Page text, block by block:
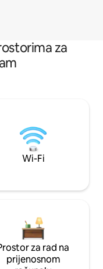
za
Wi-Fi
za rad na
prijenosnom